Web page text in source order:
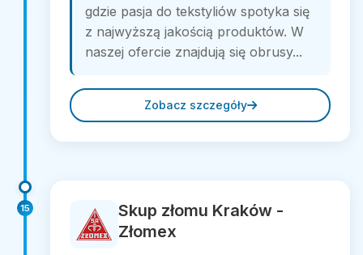
gdzie pasja do tekstyliów spotyka się
z najwyższą jakością produktów. W
naszej ofercie znajdują się obrusy...
Zobacz szczegóły
15
Skup złomu Kraków -
Złomex